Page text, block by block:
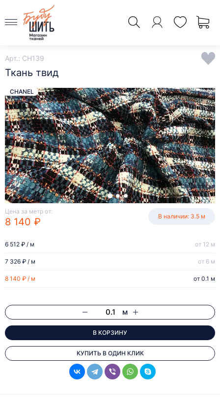
Арт.: CH139
Ткань твид
Цена за метр от:
8 140 ₽ В наличии: 3.5 м
8 140 ₽ / м от 0.1 м
7 326 ₽ / м от 6 м
6 512 ₽ / м от 12 м
м
В КОРЗИНУ
КУПИТЬ В ОДИН КЛИК
CHANEL